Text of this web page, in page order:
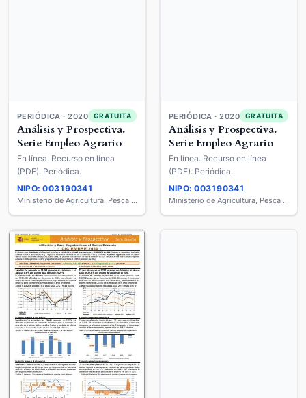
PERIÓDICA · 2020 GRATUITA
Análisis y Prospectiva.
Serie Empleo Agrario
En línea. Recurso en línea
(PDF). Periódica.
NIPO: 003190341
Ministerio de Agricultura, Pesca y Alimentación
PERIÓDICA · 2020 GRATUITA
Análisis y Prospectiva.
Serie Empleo Agrario
En línea. Recurso en línea
(PDF). Periódica.
NIPO: 003190341
Ministerio de Agricultura, Pesca y Alimentación